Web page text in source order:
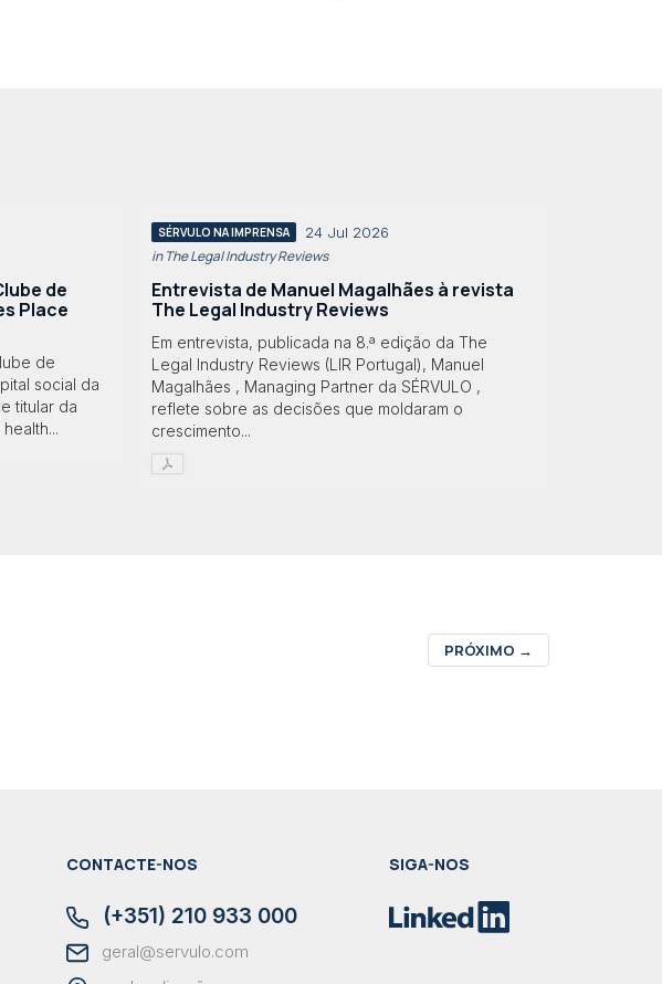
de
Place
de
social da
titular da
SÉRVULO NA IMPRENSA 24 Jul 2026
in The Legal Industry Reviews
Entrevista de Manuel Magalhães à revista
The Legal Industry Reviews
Em entrevista, publicada na 8.ª edição da The
Legal Industry Reviews (LIR Portugal), Manuel
Magalhães , Managing Partner da SÉRVULO ,
reflete sobre as decisões que moldaram o
crescimento...
PRÓXIMO →
CONTACTE-NOS
(+351) 210 933 000
geral@servulo.com
SIGA-NOS